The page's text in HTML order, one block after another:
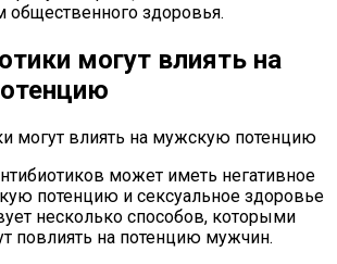
общественного здоровья.
могут влиять на
может иметь негативное
потенцию и сексуальное здоровье
несколько способов, которыми
повлиять на потенцию мужчин.